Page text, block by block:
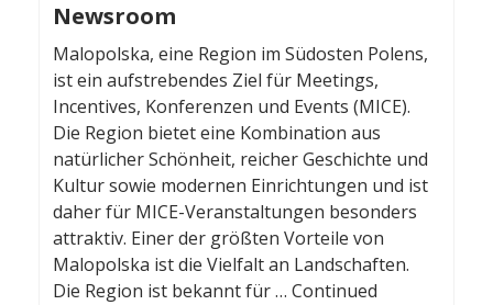
Newsroom
Malopolska, eine Region im Südosten Polens,
ist ein aufstrebendes Ziel für Meetings,
Incentives, Konferenzen und Events (MICE).
Die Region bietet eine Kombination aus
natürlicher Schönheit, reicher Geschichte und
Kultur sowie modernen Einrichtungen und ist
daher für MICE-Veranstaltungen besonders
attraktiv. Einer der größten Vorteile von
Malopolska ist die Vielfalt an Landschaften.
Die Region ist bekannt für … Continued